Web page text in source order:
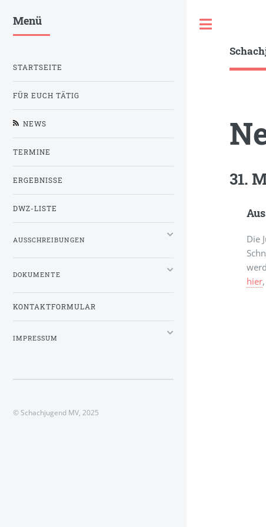
31.
Die
hier
Menü
STARTSEITE
FÜR EUCH TÄTIG
NEWS
TERMINE
ERGEBNISSE
DWZ-LISTE
AUSSCHREIBUNGEN
DOKUMENTE
KONTAKTFORMULAR
IMPRESSUM
© Schachjugend MV, 2025